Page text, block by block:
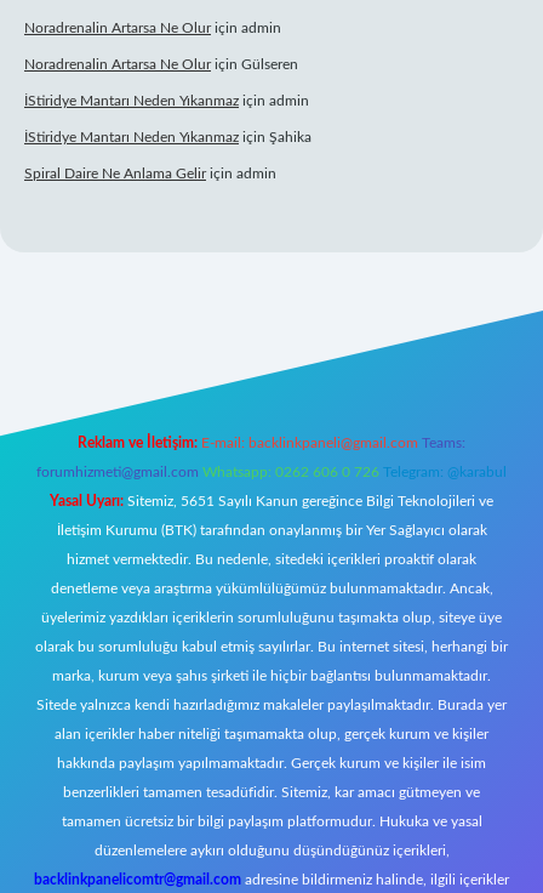
Noradrenalin Artarsa Ne Oluriçin admin
Noradrenalin Artarsa Ne Oluriçin Gülseren
İStiridye Mantarı Neden Yıkanmaz için admin
İStiridye Mantarı Neden Yıkanmaz için Şahika
Spiral Daire Ne Anlama Geliriçin admin
Reklam ve İletişim: E-mail: backlinkpaneli@gmail.com Teams:
forumhizmeti@gmail.com Whatsapp: 0262 606 0 726 Telegram: @karabul
Yasal Uyarı: Sitemiz, 5651 Sayılı Kanun gereğince Bilgi Teknolojileri ve
İletişim Kurumu (BTK) tarafından onaylanmış bir Yer Sağlayıcı olarak
hizmet vermektedir. Bu nedenle, sitedeki içerikleri proaktif olarak
denetleme veya araştırma yükümlülüğümüz bulunmamaktadır. Ancak,
üyelerimiz yazdıkları içeriklerin sorumluluğunu taşımakta olup, siteye üye
olarak bu sorumluluğu kabul etmiş sayılırlar. Bu internet sitesi, herhangi bir
marka, kurum veya şahıs şirketi ile hiçbir bağlantısı bulunmamaktadır.
Sitede yalnızca kendi hazırladığımız makaleler paylaşılmaktadır. Burada yer
alan içerikler haber niteliği taşımamakta olup, gerçek kurum ve kişiler
hakkında paylaşım yapılmamaktadır. Gerçek kurum ve kişiler ile isim
benzerlikleri tamamen tesadüfidir. Sitemiz, kar amacı gütmeyen ve
tamamen ücretsiz bir bilgi paylaşım platformudur. Hukuka ve yasal
düzenlemelere aykırı olduğunu düşündüğünüz içerikleri,
backlinkpanelicomtr@gmail.com adresine bildirmeniz halinde, ilgili içerikler